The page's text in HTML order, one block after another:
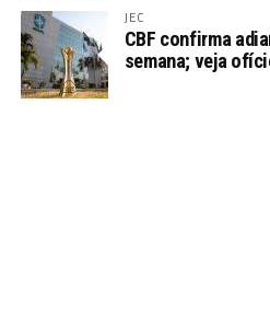
JEC
CBF confirma
semana; veja